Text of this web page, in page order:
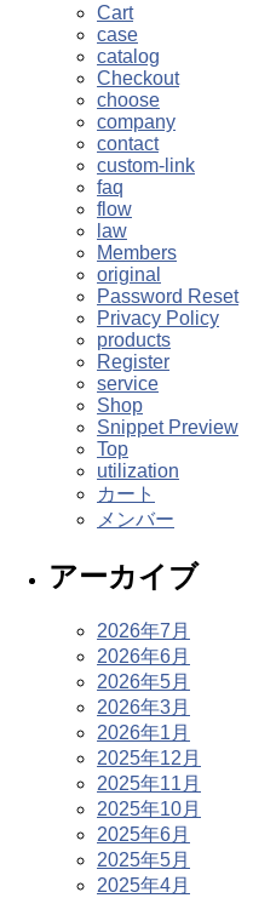
Cart
case
catalog
Checkout
choose
company
contact
custom-link
faq
flow
law
Members
original
Password Reset
Privacy Policy
products
Register
service
Shop
Snippet Preview
Top
utilization
カート
メンバー
アーカイブ
2026年7月
2026年6月
2026年5月
2026年3月
2026年1月
2025年12月
2025年11月
2025年10月
2025年6月
2025年5月
2025年4月